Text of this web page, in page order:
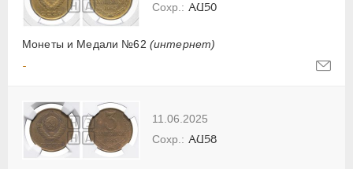
Монеты и Медали №62 (интернет)
AU50
-
11.06.2025
AU58